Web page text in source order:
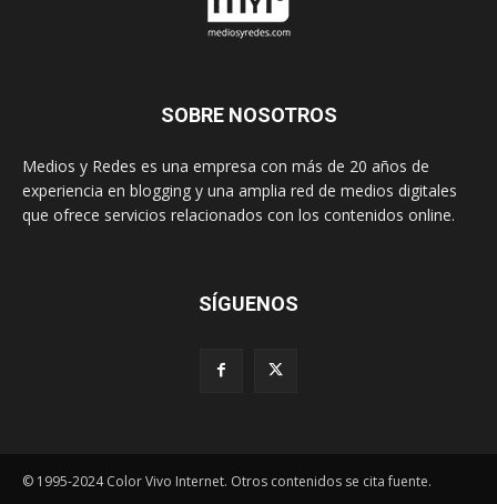
SOBRE NOSOTROS
Medios y Redes es una empresa con más de 20 años de
experiencia en blogging y una amplia red de medios digitales
que ofrece servicios relacionados con los contenidos online.
SÍGUENOS
© 1995-2024 Color Vivo Internet. Otros contenidos se cita fuente.